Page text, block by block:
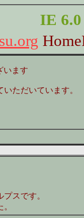
IE
ます
ただいています。
スです。